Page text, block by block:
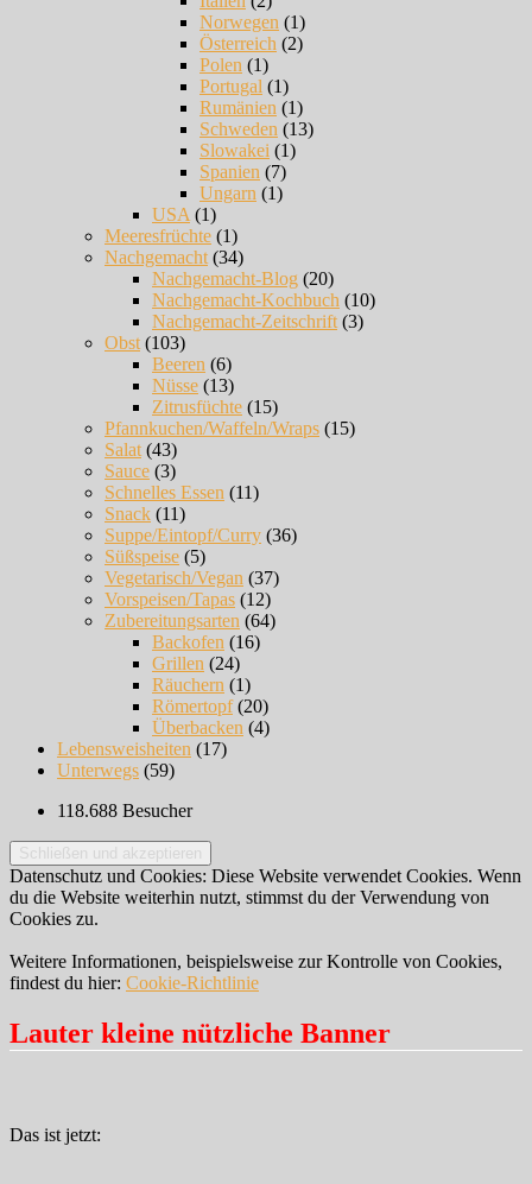
Norwegen (1)
Österreich (2)
Polen (1)
Portugal (1)
Rumänien (1)
Schweden (13)
Slowakei (1)
Spanien (7)
Ungarn (1)
USA (1)
Meeresfrüchte (1)
Nachgemacht (34)
Nachgemacht-Blog (20)
Nachgemacht-Kochbuch (10)
Nachgemacht-Zeitschrift (3)
Obst (103)
Beeren (6)
Nüsse (13)
Zitrusfüchte (15)
Pfannkuchen/Waffeln/Wraps (15)
Salat (43)
Sauce (3)
Schnelles Essen (11)
Snack (11)
Suppe/Eintopf/Curry (36)
Süßspeise (5)
Vegetarisch/Vegan (37)
Vorspeisen/Tapas (12)
Zubereitungsarten (64)
Backofen (16)
Grillen (24)
Räuchern (1)
Römertopf(20)
Überbacken (4)
Lebensweisheiten (17)
Unterwegs (59)
118.688 Besucher
Datenschutz und Cookies: Diese Website verwendet Cookies. Wenn
du die Website weiterhin nutzt, stimmst du der Verwendung von
Cookies zu.
Weitere Informationen, beispielsweise zur Kontrolle von Cookies,
findest du hier: Cookie-Richtlinie
Lauter kleine nützliche Banner
Das ist jetzt: